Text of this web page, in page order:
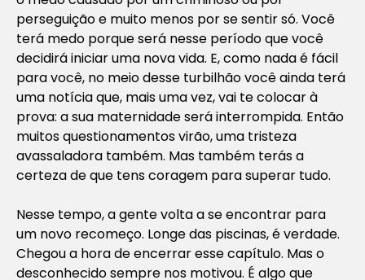
perseguição e muito menos por se sentir só. Você
terá medo porque será nesse período que você
decidirá iniciar uma nova vida. E, como nada é fácil
para você, no meio desse turbilhão você ainda terá
uma notícia que, mais uma vez, vai te colocar à
prova: a sua maternidade será interrompida. Então
muitos questionamentos virão, uma tristeza
avassaladora também. Mas também terás a
certeza de que tens coragem para superar tudo.
Nesse tempo, a gente volta a se encontrar para
um novo recomeço. Longe das piscinas, é verdade.
Chegou a hora de encerrar esse capítulo. Mas o
desconhecido sempre nos motivou. É algo que